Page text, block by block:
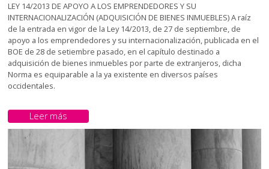
LEY 14/2013 DE APOYO A LOS EMPRENDEDORES Y SU
INTERNACIONALIZACIÓN (ADQUISICIÓN DE BIENES INMUEBLES) A raíz
de la entrada en vigor de la Ley 14/2013, de 27 de septiembre, de
apoyo a los emprendedores y su internacionalización, publicada en el
BOE de 28 de setiembre pasado, en el capítulo destinado a
adquisición de bienes inmuebles por parte de extranjeros, dicha
Norma es equiparable a la ya existente en diversos países
occidentales.
Leer más